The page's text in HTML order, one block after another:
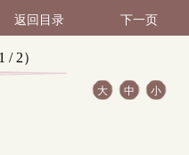
返回目录 下一页
/ 2）
大 中 小